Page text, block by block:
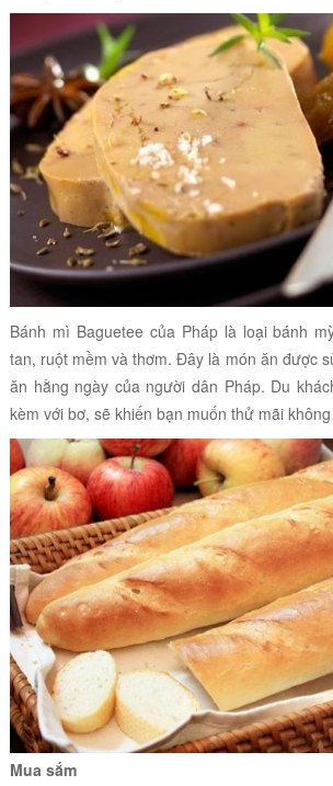
Bánh mì Baguetee của Pháp là loại bánh
tan, ruột mềm và thơm. Đây là món ăn được
ăn hằng ngày của người dân Pháp. Du
kèm với bơ, sẽ khiến bạn muốn thử mãi
Mua sắm